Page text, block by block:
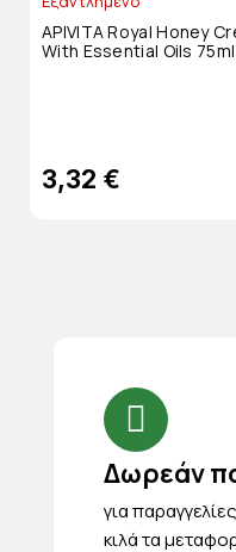
APIVITA Royal Honey
With Essential Oils 75ml
3,32 €
Δωρεάν
για
κιλά τα